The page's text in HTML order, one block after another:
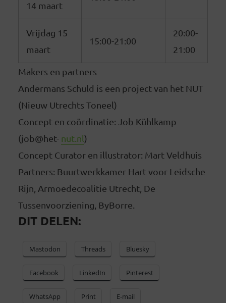
14 maart
Vrijdag 15
maart
15:00-21:00
20:00-
21:00
Makers en partners
Andermans Schuld is een project van het NUT
(Nieuw Utrechts Toneel)
Concept en coördinatie: Job Kühlkamp
(job@het- nut.nl)
Concept Curator en illustrator: Mart Veldhuis
Partners: Buurtwerkkamer Hart voor Leidsche
Rijn, Armoedecoalitie Utrecht, De
Tussenvoorziening, ByBorre.
DIT DELEN:
Mastodon Threads Bluesky
Facebook LinkedIn Pinterest
WhatsApp Print E-mail